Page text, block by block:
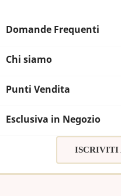
Domande Frequenti
Chi siamo
Punti Vendita
Esclusiva in Negozio
ISCRIVITI